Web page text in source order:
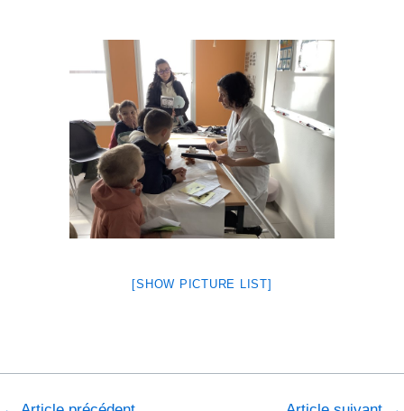
[SHOW PICTURE LIST]